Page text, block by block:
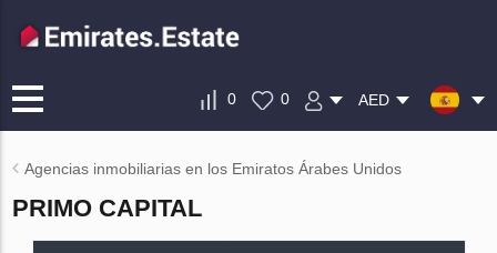
0 0 AED
Agencias inmobiliarias en los Emiratos Árabes Unidos
PRIMO CAPITAL